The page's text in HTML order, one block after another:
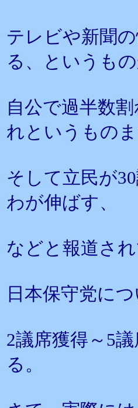
テレビや新聞
る、というもの
自公で過半数
れというものま
そして立民が
わが伸ばす、
などと報道され
日本保守党に
2議席獲得～5
る。